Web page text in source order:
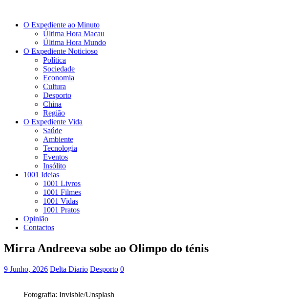
O Expediente ao Minuto
Última Hora Macau
Última Hora Mundo
O Expediente Noticioso
Política
Sociedade
Economia
Cultura
Desporto
China
Região
O Expediente Vida
Saúde
Ambiente
Tecnologia
Eventos
Insólito
1001 Ideias
1001 Livros
1001 Filmes
1001 Vidas
1001 Pratos
Opinião
Contactos
Mirra Andreeva sobe ao Olimpo do ténis
9 Junho, 2026 Delta Diario Desporto 0
Fotografia: Invisble/Unsplash